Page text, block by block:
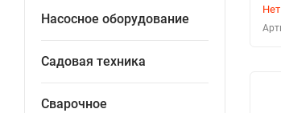
Насосное оборудование
Садовая техника
Сварочное